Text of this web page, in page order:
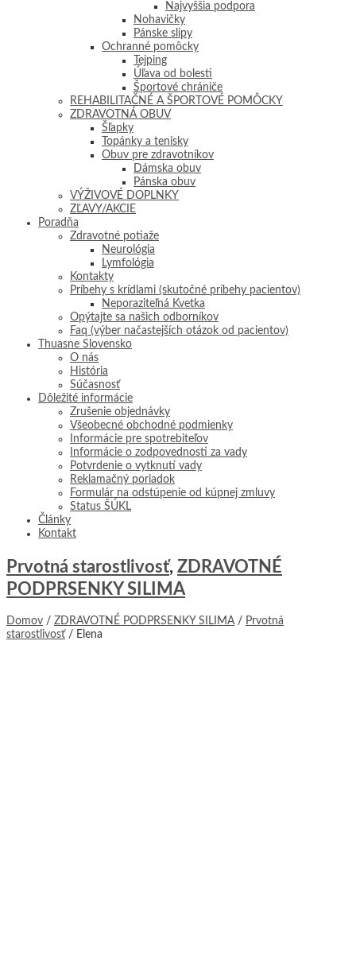
Najvyššia podpora
Nohavičky
Pánske slipy
Ochranné pomôcky
Tejping
Úľava od bolesti
Športové chrániče
REHABILITAČNÉ A ŠPORTOVÉ POMÔCKY
ZDRAVOTNÁ OBUV
Šľapky
Topánky a tenisky
Obuv pre zdravotníkov
Dámska obuv
Pánska obuv
VÝŽIVOVÉ DOPLNKY
ZĽAVY/AKCIE
Poradňa
Zdravotné potiaže
Neurológia
Lymfológia
Kontakty
Príbehy s krídlami (skutočné príbehy pacientov)
Neporaziteľná Kvetka
Opýtajte sa našich odborníkov
Faq (výber načastejších otázok od pacientov)
Thuasne Slovensko
O nás
História
Súčasnosť
Dôležité informácie
Zrušenie objednávky
Všeobecné obchodné podmienky
Informácie pre spotrebiteľov
Informácie o zodpovednosti za vady
Potvrdenie o vytknutí vady
Reklamačný poriadok
Formulár na odstúpenie od kúpnej zmluvy
Status ŠÚKL
Články
Kontakt
Prvotná starostlivosť, ZDRAVOTNÉ
PODPRSENKY SILIMA
Domov / ZDRAVOTNÉ PODPRSENKY SILIMA/ Prvotná
starostlivosť / Elena